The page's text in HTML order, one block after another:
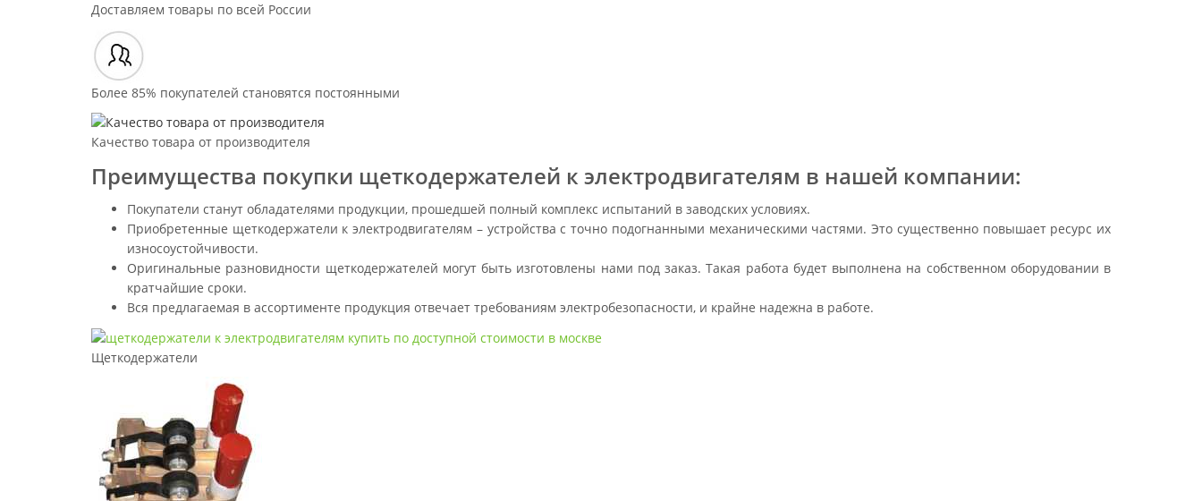
Доставляем товары по всей России
Более 85% покупателей становятся постоянными
Качество товара от производителя
Преимущества покупки щеткодержателей к электродвигателям в нашей компании:
Покупатели станут обладателями продукции, прошедшей полный комплекс испытаний в заводских условиях.
Приобретенные щеткодержатели к электродвигателям – устройства с точно подогнанными механическими частями. Это существенно повышает ресурс их
износоустойчивости.
Оригинальные разновидности щеткодержателей могут быть изготовлены нами под заказ. Такая работа будет выполнена на собственном оборудовании в
кратчайшие сроки.
Вся предлагаемая в ассортименте продукция отвечает требованиям электробезопасности, и крайне надежна в работе.
Щеткодержатели